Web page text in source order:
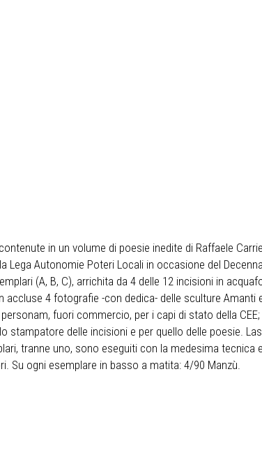
in un volume di poesie inedite di Raffaele
Lega Autonomie Poteri Locali in occasione del
(A, B, C), arrichita da 4 delle 12 incisioni in
accluse 4 fotografie -con dedica- delle sculture Amanti
fuori commercio, per i capi di stato della
stampatore delle incisioni e per quello delle poesie.
tranne uno, sono eseguiti con la medesima tecnica
Su ogni esemplare in basso a matita: 4/90 Manzù.